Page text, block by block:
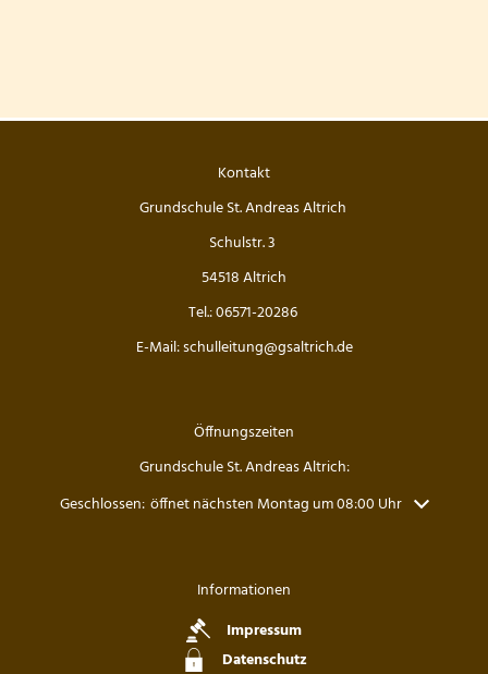
Kontakt
Grundschule St. Andreas Altrich
Schulstr. 3
54518 Altrich
Tel.: 06571-20286
E-Mail: schulleitung@gsaltrich.de
Öffnungszeiten
Grundschule St. Andreas Altrich:
Klicken, um weitere Öffnungs- oder Schließzeiten auszublenden
Geschlossen: öffnet nächsten Montag um 08:00 Uhr
Informationen
Impressum
Datenschutz